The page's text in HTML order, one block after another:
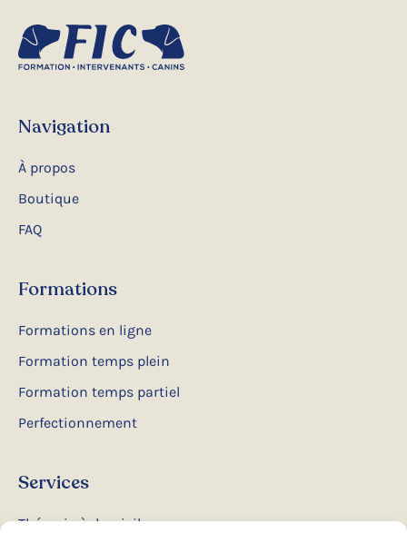
Navigation
À propos
Boutique
FAQ
Formations
Formations en ligne
Formation temps plein
Formation temps partiel
Perfectionnement
Services
Thérapie à domicile